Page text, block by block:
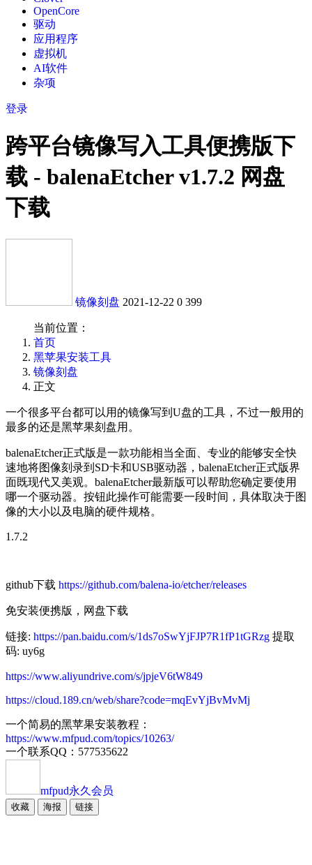
OpenCore
驱动
应用程序
虚拟机
AI软件
杂项
登录
跨平台镜像写入工具便携版下
载 - balenaEtcher v1.7.2 网盘
下载
镜像刻盘 2021-12-22 0 399
当前位置：
首页
黑苹果安装工具
镜像刻盘
正文
一个很多平台都可以用的镜像写到U盘的工具，不过一般用的
最多的还是黑苹果刻盘用。
balenaEtcher正式版是一款功能相当全面、专业的能够安全快
速地将图像刻录到SD卡和USB驱动器，balenaEtcher正式版界
面既现代又美观。balenaEtcher最新版可以帮助您确定要使用
哪一个驱动器。按钮此操作可能需要一段时间，具体取决于图
像的大小以及电脑的硬件规格。
1.7.2
github下载 https://github.com/balena-io/etcher/releases
免安装便携版，网盘下载
链接: https://pan.baidu.com/s/1ds7oSwYjFJP7R1fP1tGRzg 提取
码: uy6g
https://www.aliyundrive.com/s/jpjeV6tW849
https://cloud.189.cn/web/share?code=mqEvYjBvMvMj
一个简易的黑苹果安装教程：
https://www.mfpud.com/topics/10263/
一个联系QQ：577535622
mfpud永久会员
收藏 海报 链接